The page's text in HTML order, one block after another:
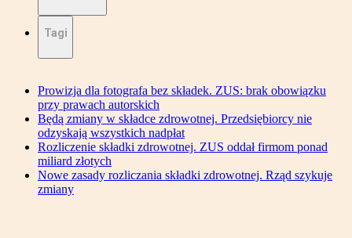
Tagi
Prowizja dla fotografa bez składek. ZUS: brak obowiązku
przy prawach autorskich
Będą zmiany w składce zdrowotnej. Przedsiębiorcy nie
odzyskają wszystkich nadpłat
Rozliczenie składki zdrowotnej. ZUS oddał firmom ponad
miliard złotych
Nowe zasady rozliczania składki zdrowotnej. Rząd szykuje
zmiany